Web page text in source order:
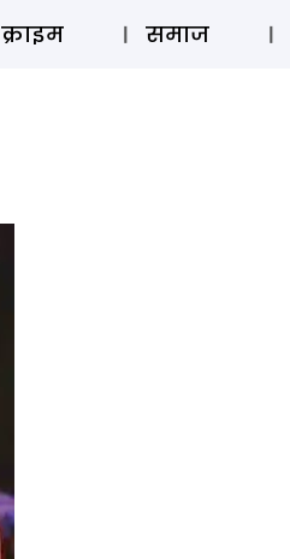
ऑडियो स्टोरी लॉग इन
क्राइम समाज